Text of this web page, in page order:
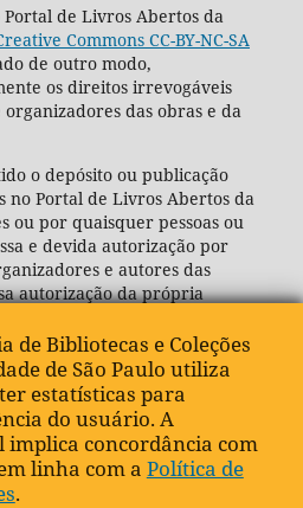
Portal de Livros Abertos da
Commons CC-BY-NC-SA
de outro modo,
os direitos irrevogáveis
das obras e da
o depósito ou publicação
no Portal de Livros Abertos da
ou por quaisquer pessoas ou
e devida autorização por
e autores das
autorização da própria
de Bibliotecas e Coleções
de São Paulo utiliza
estatísticas para
do usuário. A
implica concordância com
linha com a Política de
.